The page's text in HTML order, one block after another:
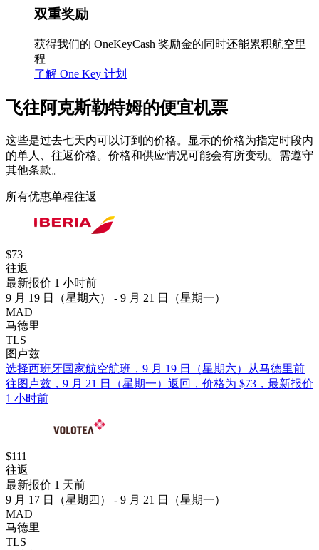
双重奖励
获得我们的 OneKeyCash 奖励金的同时还能累积航空里
程
了解 One Key 计划
飞往阿克斯勒特姆的便宜机票
这些是过去七天内可以订到的价格。显示的价格为指定时段内
的单人、往返价格。价格和供应情况可能会有所变动。需遵守
其他条款。
所有优惠单程往返
$73
往返
最新报价 1 小时前
9 月 19 日（星期六） - 9 月 21 日（星期一）
MAD
马德里
TLS
图卢兹
选择西班牙国家航空航班，9 月 19 日（星期六）从马德里前
往图卢兹，9 月 21 日（星期一）返回，价格为 $73，最新报价
1 小时前
$111
往返
最新报价 1 天前
9 月 17 日（星期四） - 9 月 21 日（星期一）
MAD
马德里
TLS